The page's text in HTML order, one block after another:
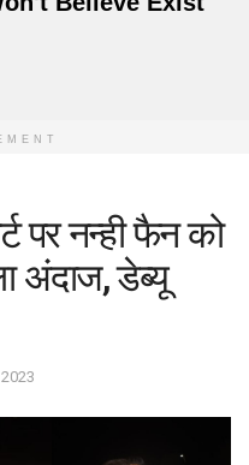
पर नन्ही फैन को
अंदाज, डेब्यू